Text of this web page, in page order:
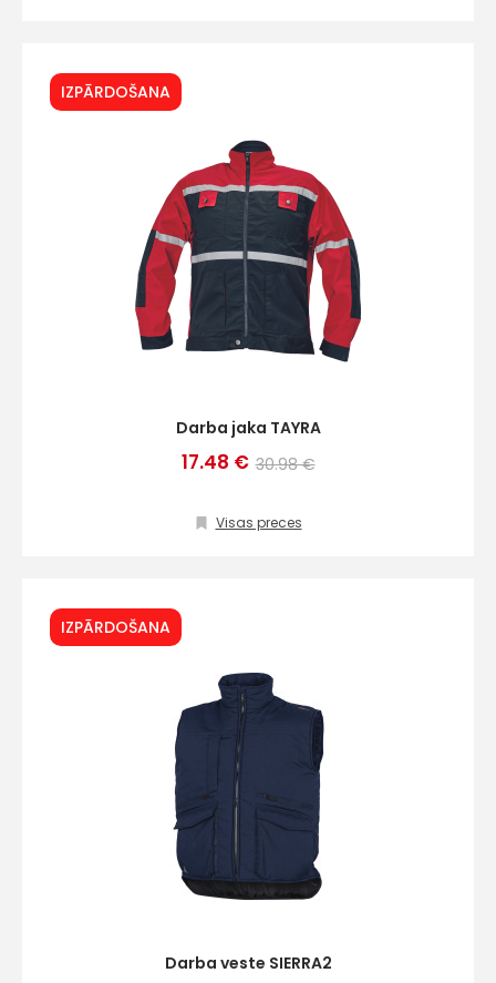
IZPĀRDOŠANA
Darba jaka TAYRA
17.48 € 30.98 €
Visas preces
IZPĀRDOŠANA
Darba veste SIERRA2